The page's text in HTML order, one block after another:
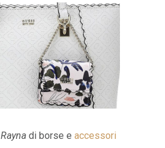
Rayna di borse e accessori